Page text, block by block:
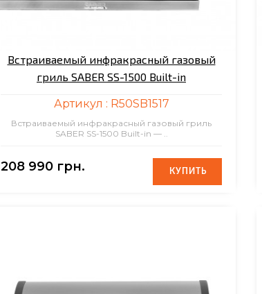
Встраиваемый инфракрасный газовый
гриль SABER SS-1500 Built-in
Артикул : R50SB1517
Встраиваемый инфракрасный газовый гриль
SABER SS-1500 Built-in — ..
208 990 грн. КУПИТЬ
КУПИТЬ